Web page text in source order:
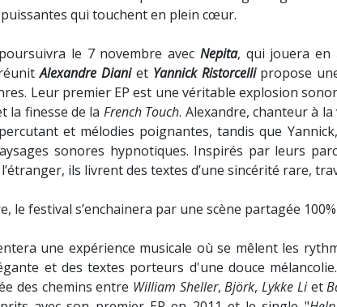
elle s’est envolée pour Paris, prête à
présentera «Vertige». Chanteuse, auteure et
d'Ajaccio et de Venacu puise ses influences
par des légendes commeBarbara,Serge
Beatles,Jeanne Gabrielleoffre un univers musical
avoir sorti son premier EP, elle a déjà brillé en
d’artistes renommés, sur le continent comme en
avec un concert intime de Michè Dominici &
un dialogue entre les artistes et le public, où